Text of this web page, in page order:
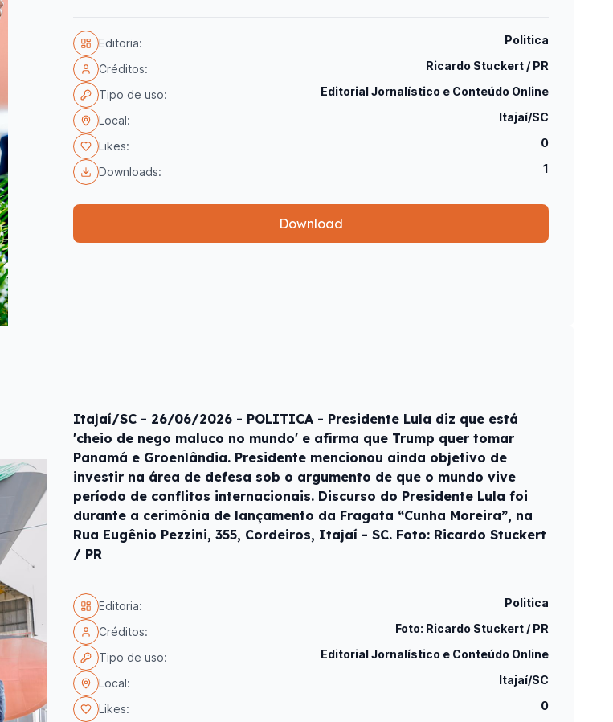
Editoria: Politica
Créditos: Ricardo Stuckert / PR
Tipo de uso: Editorial Jornalístico e Conteúdo Online
Local: Itajaí/SC
Likes: 0
Downloads: 1
Download
Itajaí/SC - 26/06/2026 - POLITICA - Presidente Lula diz que está
'cheio de nego maluco no mundo' e afirma que Trump quer tomar
Panamá e Groenlândia. Presidente mencionou ainda objetivo de
investir na área de defesa sob o argumento de que o mundo vive
período de conflitos internacionais. Discurso do Presidente Lula foi
durante a cerimônia de lançamento da Fragata “Cunha Moreira”, na
Rua Eugênio Pezzini, 355, Cordeiros, Itajaí - SC. Foto: Ricardo Stuckert
/ PR
Editoria: Politica
Créditos: Foto: Ricardo Stuckert / PR
Tipo de uso: Editorial Jornalístico e Conteúdo Online
Local: Itajaí/SC
Likes: 0